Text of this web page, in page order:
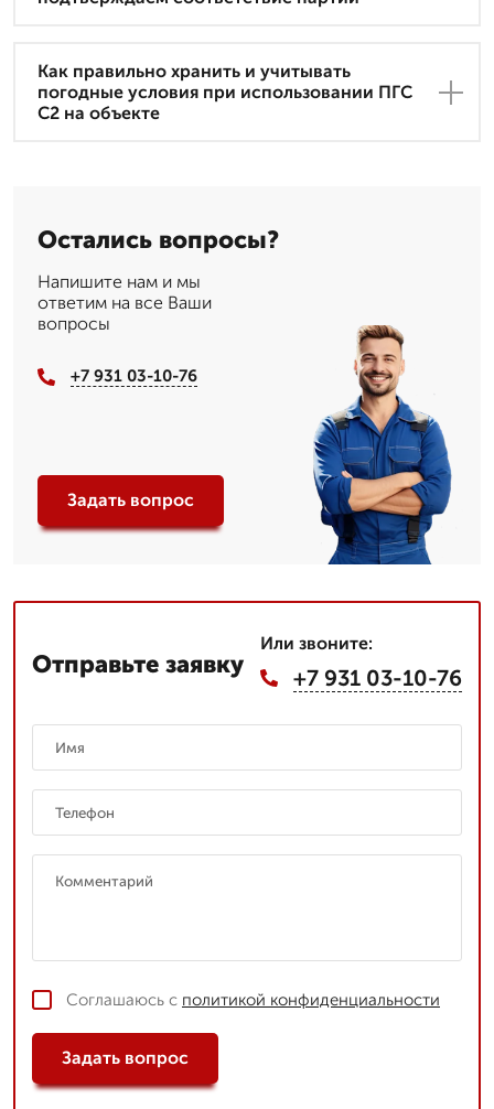
Как правильно хранить и учитывать
погодные условия при использовании ПГС
С2 на объекте
Остались вопросы?
Напишите нам и мы
ответим на все Ваши
вопросы
+7 931 03-10-76
Задать вопрос
Отправьте заявку
Или звоните:
+7 931 03-10-76
Соглашаюсь с политикой конфиденциальности
Задать вопрос